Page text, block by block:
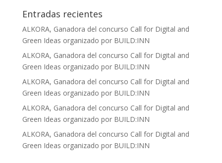
Entradas recientes
ALKORA, Ganadora del concurso Call for Digital and
Green Ideas organizado por BUILD:INN
ALKORA, Ganadora del concurso Call for Digital and
Green Ideas organizado por BUILD:INN
ALKORA, Ganadora del concurso Call for Digital and
Green Ideas organizado por BUILD:INN
ALKORA, Ganadora del concurso Call for Digital and
Green Ideas organizado por BUILD:INN
ALKORA, Ganadora del concurso Call for Digital and
Green Ideas organizado por BUILD:INN